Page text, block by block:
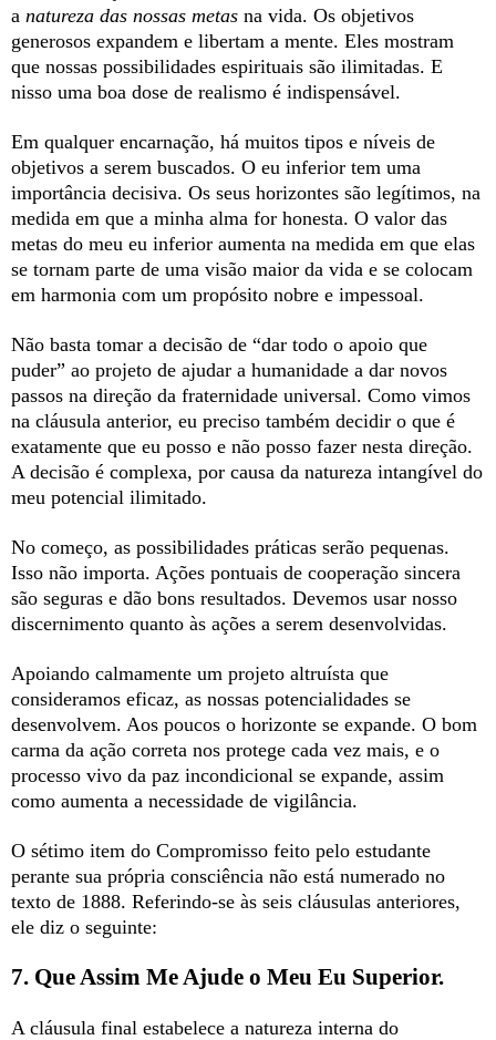
a natureza das nossas metas na vida. Os objetivos
generosos expandem e libertam a mente. Eles mostram
que nossas possibilidades espirituais são ilimitadas. E
nisso uma boa dose de realismo é indispensável.
Em qualquer encarnação, há muitos tipos e níveis de
objetivos a serem buscados. O eu inferior tem uma
importância decisiva. Os seus horizontes são legítimos, na
medida em que a minha alma for honesta. O valor das
metas do meu eu inferior aumenta na medida em que elas
se tornam parte de uma visão maior da vida e se colocam
em harmonia com um propósito nobre e impessoal.
Não basta tomar a decisão de “dar todo o apoio que
puder” ao projeto de ajudar a humanidade a dar novos
passos na direção da fraternidade universal. Como vimos
na cláusula anterior, eu preciso também decidir o que é
exatamente que eu posso e não posso fazer nesta direção.
A decisão é complexa, por causa da natureza intangível do
meu potencial ilimitado.
No começo, as possibilidades práticas serão pequenas.
Isso não importa. Ações pontuais de cooperação sincera
são seguras e dão bons resultados. Devemos usar nosso
discernimento quanto às ações a serem desenvolvidas.
Apoiando calmamente um projeto altruísta que
consideramos eficaz, as nossas potencialidades se
desenvolvem. Aos poucos o horizonte se expande. O bom
carma da ação correta nos protege cada vez mais, e o
processo vivo da paz incondicional se expande, assim
como aumenta a necessidade de vigilância.
O sétimo item do Compromisso feito pelo estudante
perante sua própria consciência não está numerado no
texto de 1888. Referindo-se às seis cláusulas anteriores,
ele diz o seguinte:
7. Que Assim Me Ajude o Meu Eu Superior.
A cláusula final estabelece a natureza interna do